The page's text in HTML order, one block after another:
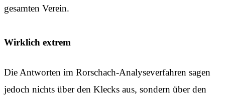
gesamten Verein.
Wirklich extrem
Die Antworten im Rorschach-Analyseverfahren sagen
jedoch nichts über den Klecks aus, sondern über den